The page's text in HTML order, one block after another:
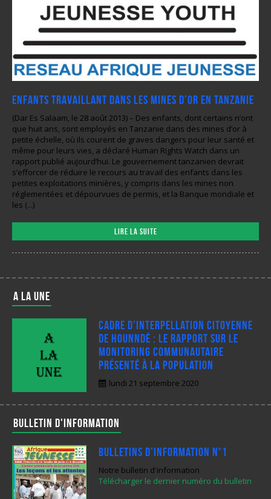
Enfants travaillant dans les mines d’or en Tanzanie
(Dar Es Salaam, le 28 août 2013) – Des enfants, dont certains n’ont
que huit ans, sont employés en Tanzanie dans des mines d’or à
petite échelle, où ils courent de graves dangers pour leur santé et
même pour leurs vies, a déclaré Human Rights Watch dans un
rapport publié aujourd’hui. Le gouvernement tanzanien devrait
s’efforcer de réduire le recours au travail des enfants dans les
petites exploitations minières, y compris dans les mines non
réglementées et dépourvues de permis, et la Banque mondiale et
les (...)
Lire la suite
A LA UNE
Cadre d’interpellation citoyenne
de Hounndé : Le rapport sur le
monitoring communautaire
présenté à la population
lundi 21 septembre 2020
Bulletin d'information
Bulletins d’Information N°1
Notre bulletin d'information
Télécharger le dernier numéro du bulletin